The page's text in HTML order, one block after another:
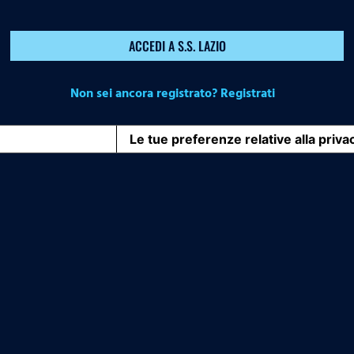
ACCEDI A S.S. LAZIO
Non sei ancora registrato? Registrati
Le tue preferenze relative alla